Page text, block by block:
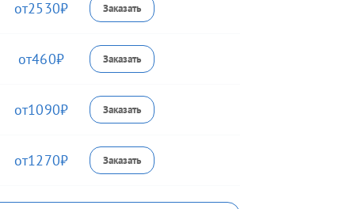
2530
460
1090
1270